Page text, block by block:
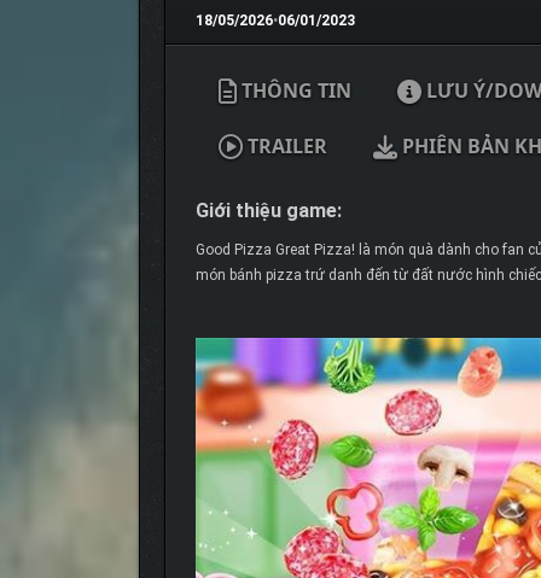
18/05/2026•06/01/2023
THÔNG TIN LƯU Ý/
TRAILER PHIÊN BẢN
Giới thiệu game:
Good Pizza Great Pizza! là món quà dành cho fan
món bánh pizza trứ danh đến từ đất nước hình